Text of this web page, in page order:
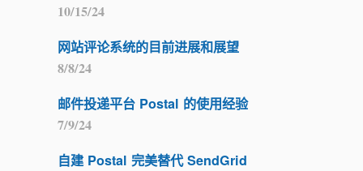
10/15/24
8/8/24
网站评论系统的目前进展和展望
7/9/24
邮件投递平台 Postal 的使用经验
自建 Postal 完美替代 SendGrid